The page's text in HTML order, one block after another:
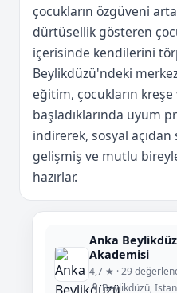
çocukların özgüveni
dürtüsellik gösteren
içerisinde kendilerini
Beylikdüzü'ndeki
eğitim, çocukların kreşe
başladıklarında uyum
indirerek, sosyal
gelişmiş ve mutlu
hazırlar.
Anka
Akademisi
4,7 ★ · 29
Beylikdüzü,